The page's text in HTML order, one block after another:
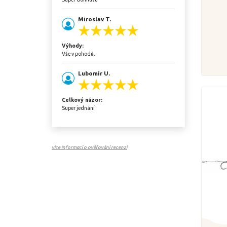
Miroslav T.
Výhody:
Vše v pohodě.
Lubomír U.
Celkový názor:
Super jednání
více informací o ověřování recenzí